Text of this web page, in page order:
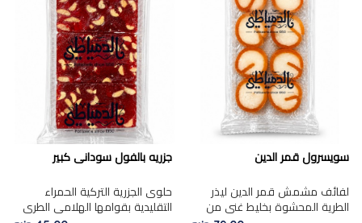
سويسرول قمر الدين
لفائف مشمش قمر الدين ليذر
الطرية المحشوة بخليط غني من
جزريه بالفول سودانى كبير
حلوى الجزرية التركية الحمراء
التقليدية بقوامها الهلامي الطري